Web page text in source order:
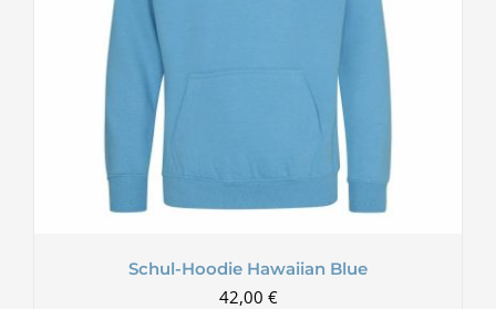
Schul-Hoodie Hawaiian Blue
42,00 €